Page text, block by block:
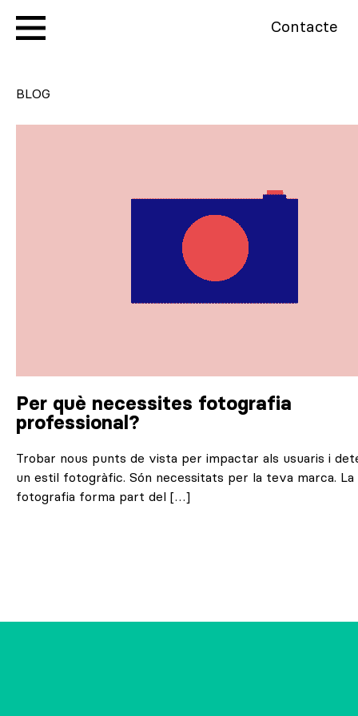
Contacte
BLOG
Per què necessites fotografia
professional?
Trobar nous punts de vista per impactar als usuaris i
un estil fotogràfic. Són necessitats per la teva marca. La
fotografia forma part del […]